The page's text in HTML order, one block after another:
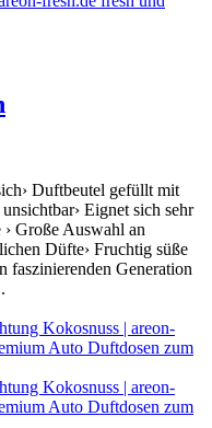
Duftbeutel gefüllt mit
Eignet sich sehr
Große Auswahl an
Düfte› Fruchtig süße
faszinierenden Generation